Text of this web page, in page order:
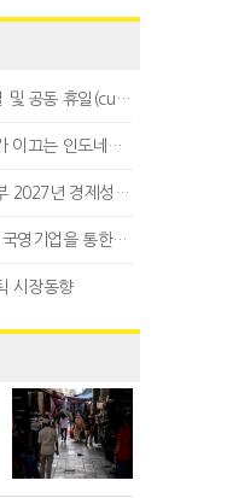
휴일(cuti bersama)
지털 헬스케어 시장 트렌드
성장 전망 및 목표 발표
·합금철 수출 중앙집중화 추진
시장동향